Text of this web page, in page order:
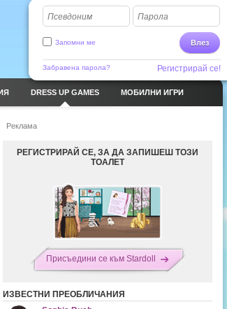
Псевдоним Парола
Влез
Запомни ме
Забравена парола? Регистрирай се!
DRESS UP GAMES МОБИЛНИ ИГРИ
Реклама
РЕГИСТРИРАЙ СЕ, ЗА ДА ЗАПИШЕШ ТОЗИ
ТОАЛЕТ
Присъедини се към Stardoll
ИЗВЕСТНИ ПРЕОБЛИЧАНИЯ